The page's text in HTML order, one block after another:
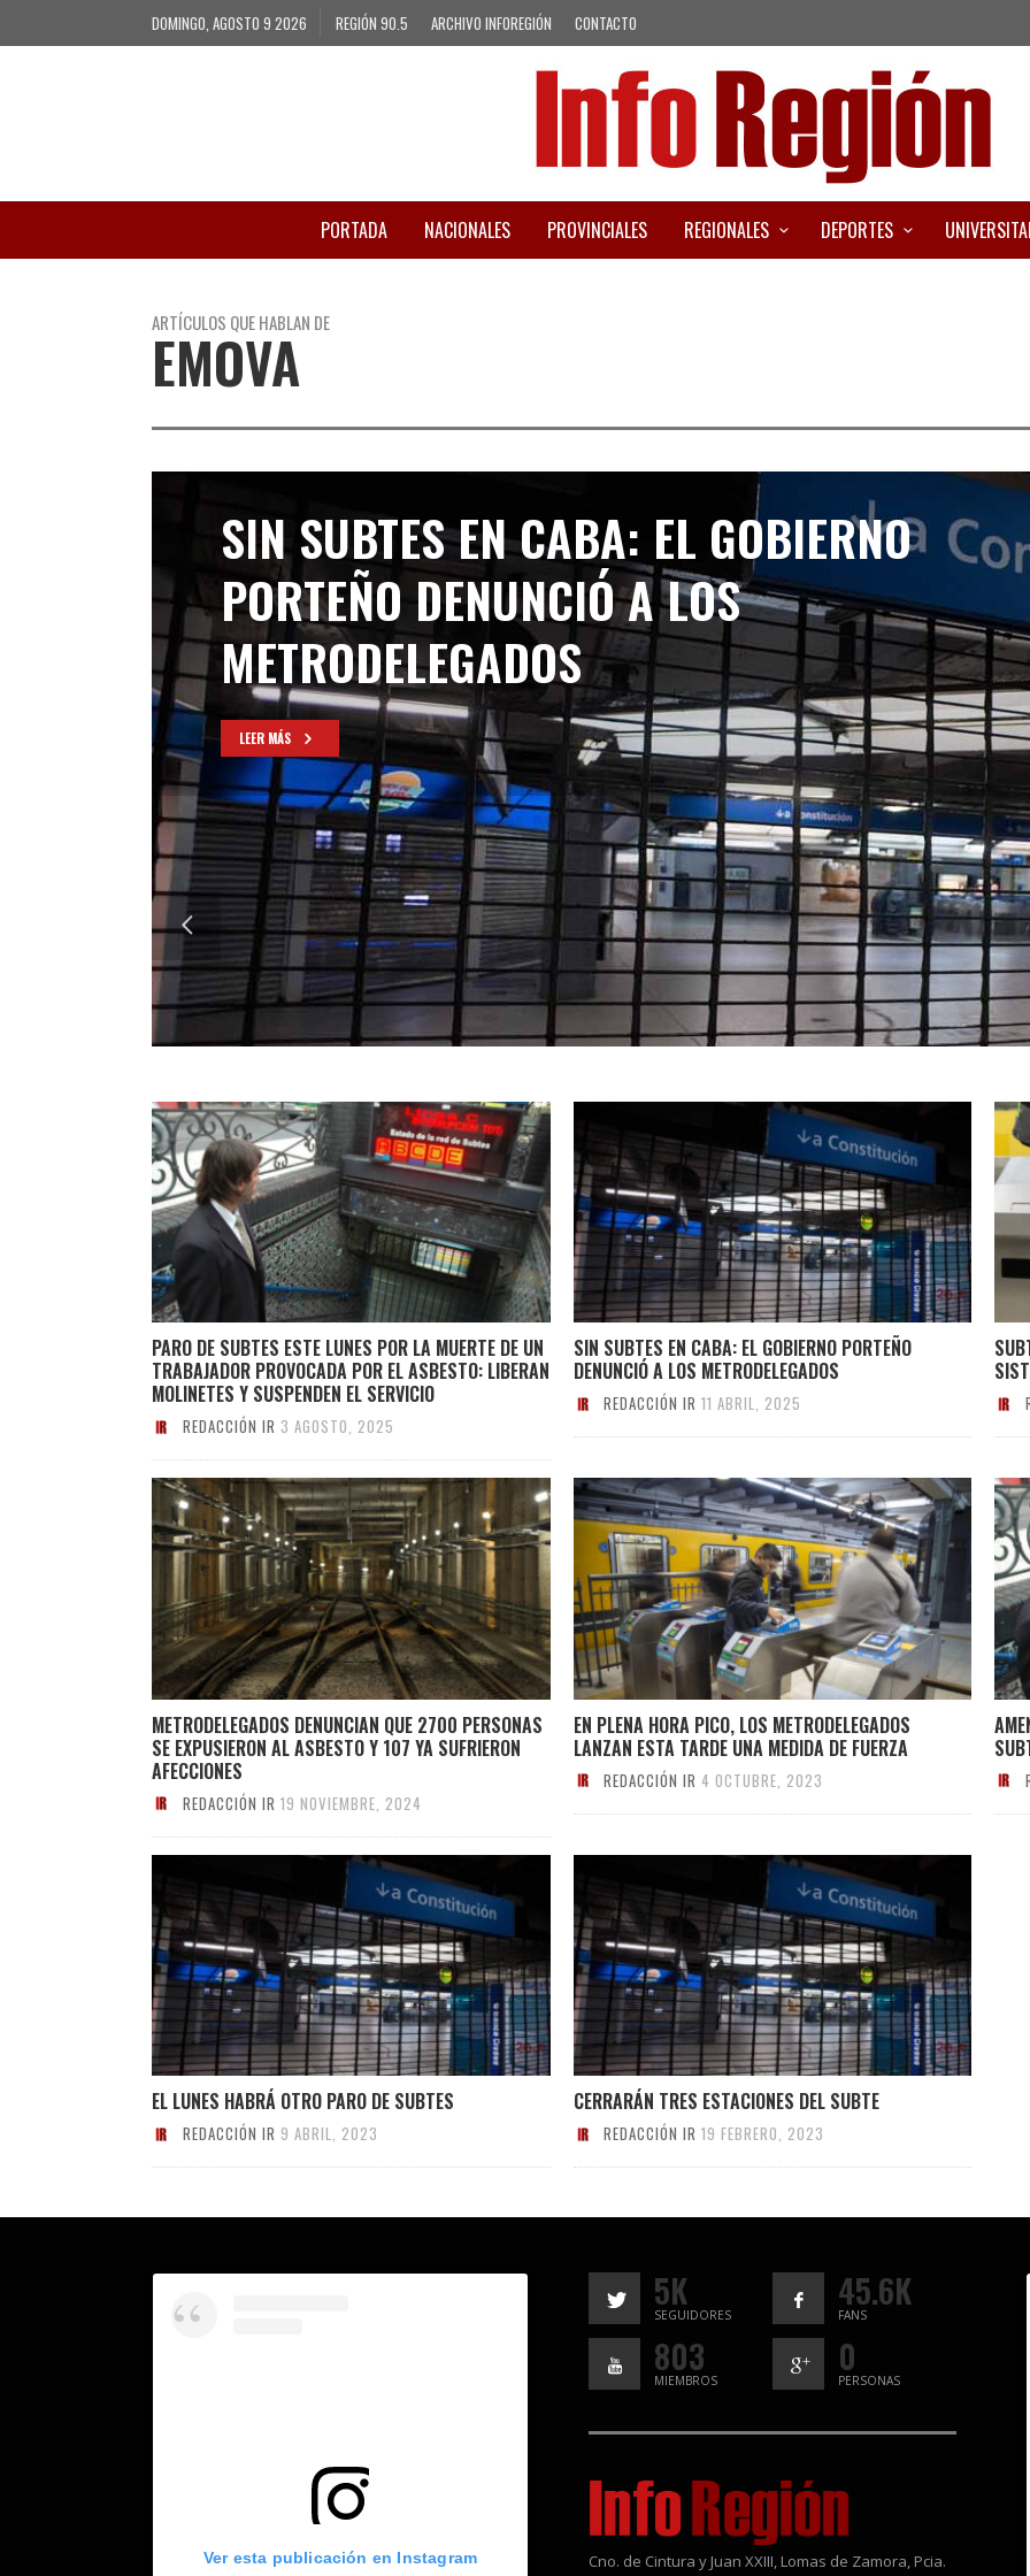
DOMINGO, AGOSTO 9 2026 REGIÓN 90.5 ARCHIVO INFOREGIÓN CONTACTO
PORTADA NACIONALES PROVINCIALES REGIONALES DEPORTES
ARTÍCULOS QUE HABLAN DE
EMOVA
SIN SUBTES EN CABA: EL GOBIERNO
PORTEÑO DENUNCIÓ A LOS
METRODELEGADOS
LEER MÁS
PARO DE SUBTES ESTE LUNES POR LA MUERTE DE UN
TRABAJADOR PROVOCADA POR EL ASBESTO: LIBERAN
MOLINETES Y SUSPENDEN EL SERVICIO
REDACCIÓN IR 3 AGOSTO, 2025
SIN SUBTES EN CABA: EL GOBIERNO PORTEÑO
DENUNCIÓ A LOS METRODELEGADOS
REDACCIÓN IR 11 ABRIL, 2025
METRODELEGADOS DENUNCIAN QUE 2700 PERSONAS
SE EXPUSIERON AL ASBESTO Y 107 YA SUFRIERON
AFECCIONES
REDACCIÓN IR 19 NOVIEMBRE, 2024
EN PLENA HORA PICO, LOS METRODELEGADOS
LANZAN ESTA TARDE UNA MEDIDA DE FUERZA
REDACCIÓN IR 4 OCTUBRE, 2023
EL LUNES HABRÁ OTRO PARO DE SUBTES
REDACCIÓN IR 9 ABRIL, 2023
CERRARÁN TRES ESTACIONES DEL SUBTE
REDACCIÓN IR 19 FEBRERO, 2023
Ver esta publicación en Instagram
5K
SEGUIDORES
45.6K
FANS
803
MIEMBROS
0
PERSONAS
Cno. de Cintura y Juan XXIII, Lomas de Zamora, Pcia.